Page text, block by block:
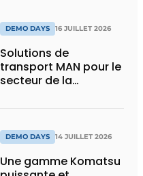
DEMO DAYS 16 JUILLET 2026
Solutions de
transport MAN pour le
secteur de la
DEMO DAYS 14 JUILLET 2026
Une gamme Komatsu